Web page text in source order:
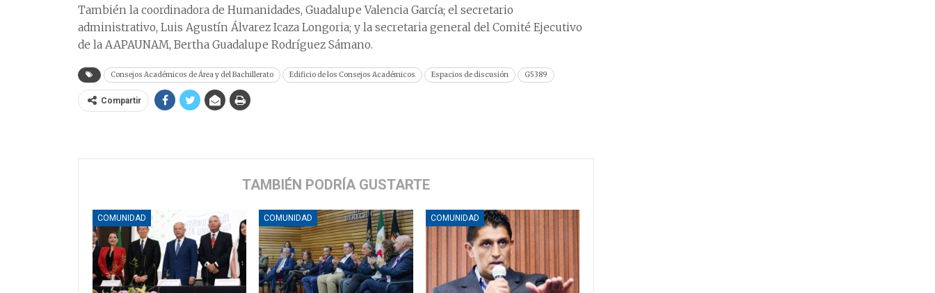
También la coordinadora de Humanidades, Guadalupe Valencia García; el secretario
administrativo, Luis Agustín Álvarez Icaza Longoria; y la secretaria general del Comité Ejecutivo
de la AAPAUNAM, Bertha Guadalupe Rodríguez Sámano.
Consejos Académicos de Área y del Bachillerato Edificio de los Consejos Académicos Espacios de discusión G5389
Compartir
TAMBIÉN PODRÍA GUSTARTE
COMUNIDAD COMUNIDAD COMUNIDAD